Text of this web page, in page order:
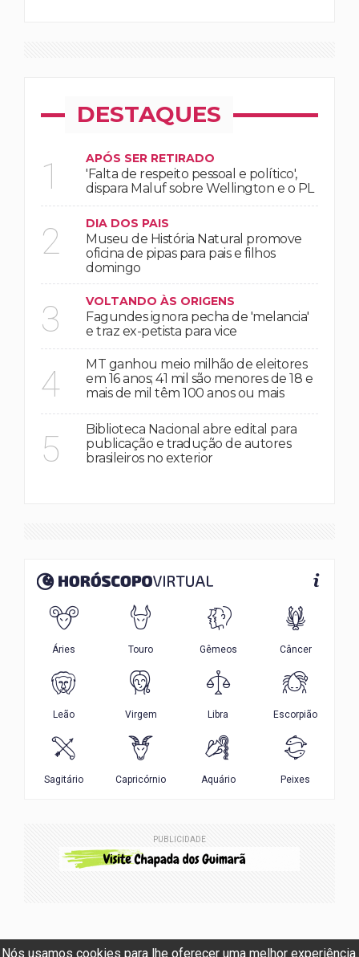
Nós usamos cookies para lhe oferecer uma melhor experiência.
DESTAQUES
1 APÓS SER RETIRADO
'Falta de respeito pessoal e político',
dispara Maluf sobre Wellington e o PL
2 DIA DOS PAIS
Museu de História Natural promove
oficina de pipas para pais e filhos
domingo
3 VOLTANDO ÀS ORIGENS
Fagundes ignora pecha de 'melancia'
e traz ex-petista para vice
4
MT ganhou meio milhão de eleitores
em 16 anos; 41 mil são menores de 18 e
mais de mil têm 100 anos ou mais
5
Biblioteca Nacional abre edital para
publicação e tradução de autores
brasileiros no exterior
PUBLICIDADE